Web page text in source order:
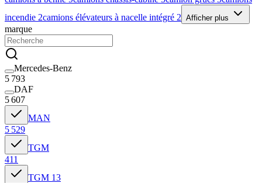
incendie 2camions élévateurs à nacelle intégré 2 Afficher plus
marque
Mercedes-Benz
5 793
DAF
5 607
MAN
5 529
TGM
411
TGM 13